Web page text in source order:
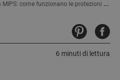
come funzionano le protezioni per la testa
6 minuti di lettura